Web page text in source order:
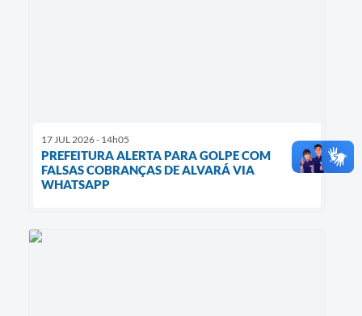
17 JUL 2026 - 14h05
PREFEITURA ALERTA PARA GOLPE COM
FALSAS COBRANÇAS DE ALVARÁ VIA
WHATSAPP